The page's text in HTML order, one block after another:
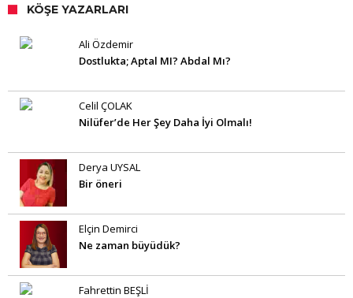
KÖŞE YAZARLARI
Ali Özdemir
Dostlukta; Aptal MI? Abdal Mı?
Celil ÇOLAK
Nilüfer’de Her Şey Daha İyi Olmalı!
Derya UYSAL
Bir öneri
Elçin Demirci
Ne zaman büyüdük?
Fahrettin BEŞLİ